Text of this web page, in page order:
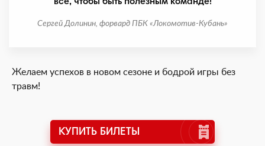
Сергей Долинин, форвард ПБК «Локомотив-Кубань»
Желаем успехов в новом сезоне и бодрой игры без
травм!
КУПИТЬ БИЛЕТЫ